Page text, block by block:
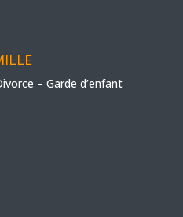
– Garde d’enfant